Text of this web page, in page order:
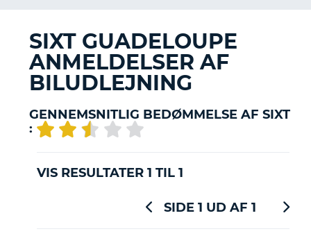
SIXT GUADELOUPE
ANMELDELSER AF
BILUDLEJNING
GENNEMSNITLIG BEDØMMELSE AF SIXT
:
VIS RESULTATER 1 TIL 1
SIDE 1 UD AF 1